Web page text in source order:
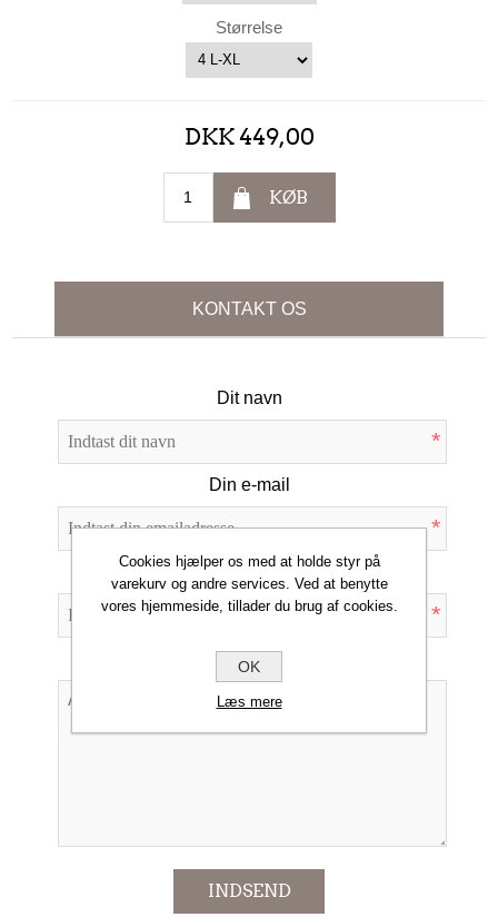
Størrelse
DKK 449,00
KØB
KONTAKT OS
Dit navn
*
Din e-mail
*
Emne:
*
Forespørgsel
INDSEND
Cookies hjælper os med at holde styr på
varekurv og andre services. Ved at benytte
vores hjemmeside, tillader du brug af cookies.
OK
Læs mere